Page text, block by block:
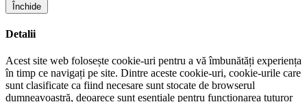
Închide
Detalii
Acest site web folosește cookie-uri pentru a vă îmbunătăți experiența
în timp ce navigați pe site. Dintre aceste cookie-uri, cookie-urile care
sunt clasificate ca fiind necesare sunt stocate de browserul
dumneavoastră, deoarece sunt esențiale pentru funcționarea tuturor